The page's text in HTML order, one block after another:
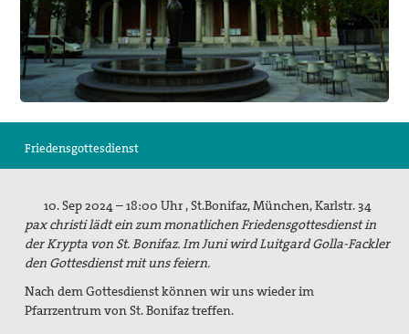
Publikationen
Facebook
Kontakt
Impressum
Suche
Friedensgottesdienst
10. Sep 2024 – 18:00 Uhr , St.Bonifaz, München, Karlstr. 34
pax christi lädt ein zum monatlichen Friedensgottesdienst in
der Krypta von St. Bonifaz. Im Juni wird Luitgard Golla-Fackler
den Gottesdienst mit uns feiern.
Nach dem Gottesdienst können wir uns wieder im
Pfarrzentrum von St. Bonifaz treffen.